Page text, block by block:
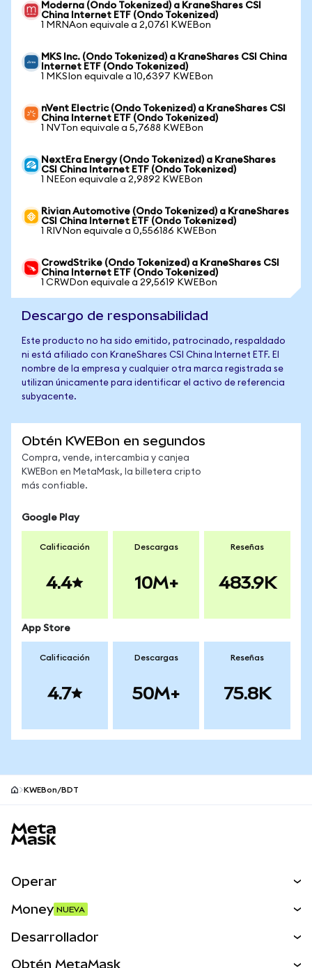
Moderna (Ondo Tokenized) a KraneShares CSI
China Internet ETF (Ondo Tokenized)
1 MRNAon equivale a 2,0761 KWEBon
MKS Inc. (Ondo Tokenized) a KraneShares CSI China
Internet ETF (Ondo Tokenized)
1 MKSIon equivale a 10,6397 KWEBon
nVent Electric (Ondo Tokenized) a KraneShares CSI
China Internet ETF (Ondo Tokenized)
1 NVTon equivale a 5,7688 KWEBon
NextEra Energy (Ondo Tokenized) a KraneShares
CSI China Internet ETF (Ondo Tokenized)
1 NEEon equivale a 2,9892 KWEBon
Rivian Automotive (Ondo Tokenized) a KraneShares
CSI China Internet ETF (Ondo Tokenized)
1 RIVNon equivale a 0,556186 KWEBon
CrowdStrike (Ondo Tokenized) a KraneShares CSI
China Internet ETF (Ondo Tokenized)
1 CRWDon equivale a 29,5619 KWEBon
Descargo de responsabilidad
Este producto no ha sido emitido, patrocinado, respaldado
ni está afiliado con KraneShares CSI China Internet ETF. El
nombre de la empresa y cualquier otra marca registrada se
utilizan únicamente para identificar el activo de referencia
subyacente.
Obtén KWEBon en segundos
Compra, vende, intercambia y canjea
KWEBon en MetaMask, la billetera cripto
más confiable.
Google Play
Calificación
4.4
Descargas
10M+
Reseñas
483.9K
App Store
Calificación
4.7
Descargas
50M+
Reseñas
75.8K
KWEBon/BDT
Operar
Money NUEVA
Desarrollador
Obtén MetaMask